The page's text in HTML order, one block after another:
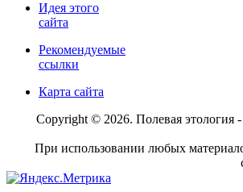
Идея этого
сайта
Рекомендуемые
ссылки
Карта сайта
Copyright © 2026. Полевая этология
При использовании любых